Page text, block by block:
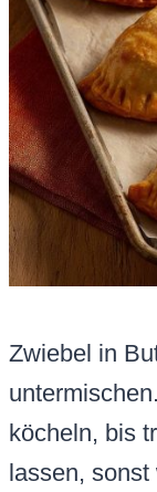
Zwiebel in
köcheln, bis
lassen,